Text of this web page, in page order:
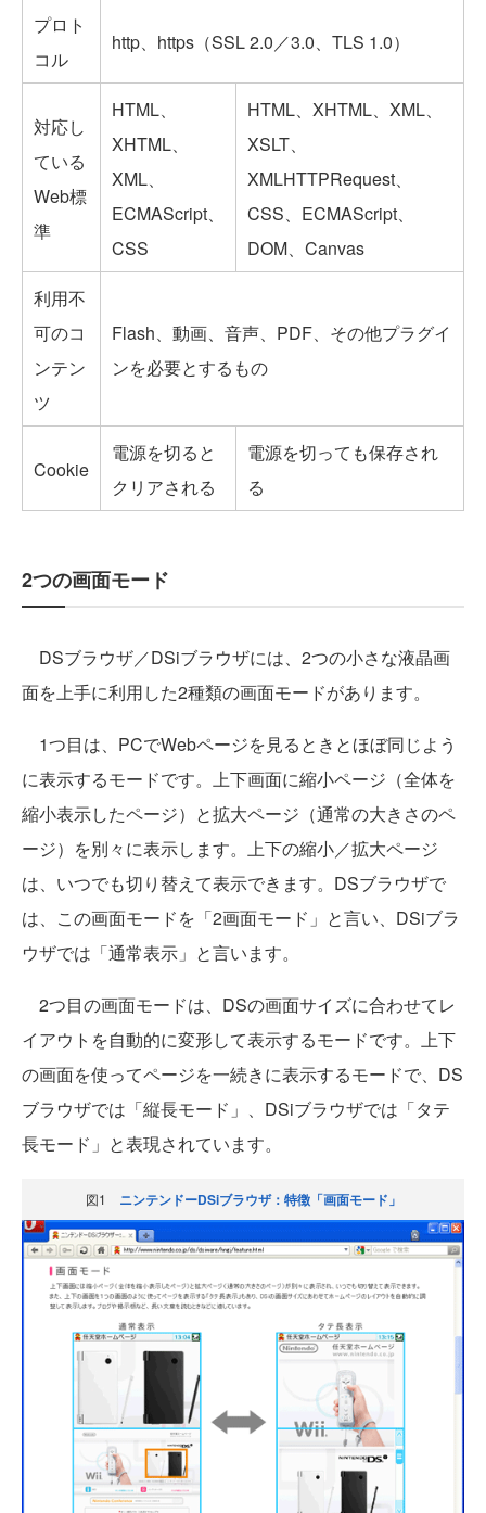
プロト
コル
http、https（SSL 2.0／3.0、TLS 1.0）
対応し
ている
Web標
準
HTML、
XHTML、
XML、
ECMAScript、
CSS
HTML、XHTML、XML、
XSLT、
XMLHTTPRequest、
CSS、ECMAScript、
DOM、Canvas
利用不
可のコ
ンテン
ツ
Flash、動画、音声、PDF、その他プラグイ
ンを必要とするもの
Cookie
電源を切ると
クリアされる
電源を切っても保存され
る
2つの画面モード
DSブラウザ／DSiブラウザには、2つの小さな液晶画
面を上手に利用した2種類の画面モードがあります。
1つ目は、PCでWebページを見るときとほぼ同じよう
に表示するモードです。上下画面に縮小ページ（全体を
縮小表示したページ）と拡大ページ（通常の大きさのペ
ージ）を別々に表示します。上下の縮小／拡大ページ
は、いつでも切り替えて表示できます。DSブラウザで
は、この画面モードを「2画面モード」と言い、DSiブラ
ウザでは「通常表示」と言います。
2つ目の画面モードは、DSの画面サイズに合わせてレ
イアウトを自動的に変形して表示するモードです。上下
の画面を使ってページを一続きに表示するモードで、DS
ブラウザでは「縦長モード」、DSiブラウザでは「タテ
長モード」と表現されています。
図1 ニンテンドーDSiブラウザ：特徴「画面モード」